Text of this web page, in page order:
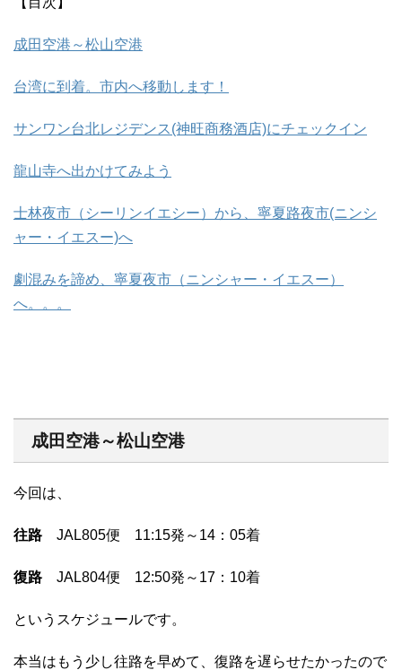
成田空港～松山空港
台湾に到着。市内へ移動します！
サンワン台北レジデンス(神旺商務酒店)にチェックイン
龍山寺へ出かけてみよう
士林夜市（シーリンイエシー）から、寧夏路夜市(ニンシ
ャー・イエスー)へ
劇混みを諦め、寧夏夜市（ニンシャー・イエスー）
へ。。。
成田空港～松山空港
今回は、
往路 JAL805便 11:15発～14：05着
復路 JAL804便 12:50発～17：10着
というスケジュールです。
本当はもう少し往路を早めて、復路を遅らせたかったので